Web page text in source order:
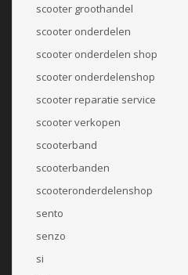
scooter groothandel
scooter onderdelen
scooter onderdelen shop
scooter onderdelenshop
scooter reparatie service
scooter verkopen
scooterband
scooterbanden
scooteronderdelenshop
sento
senzo
si